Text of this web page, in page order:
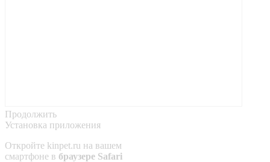
Продолжить
Установка приложения
Откройте kinpet.ru на вашем
смартфоне в браузере Safari